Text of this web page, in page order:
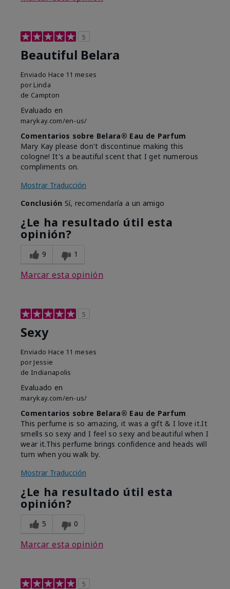
5
Beautiful Belara
Enviado Hace 11 meses
por Linda
de Campton
Evaluado en
marykay.com/en-us/
Comentarios sobre Belara® Eau de Parfum
Mary Kay please don't discontinue making this
cologne! It's a beautiful scent that I get numerous
compliments on.
Mostrar Traducción
Conclusión Sí, recomendaría a un amigo
¿Le ha resultado útil esta
opinión?
9 1
Marcar esta opinión
5
Sexy
Enviado Hace 11 meses
por Jessie
de Indianapolis
Evaluado en
marykay.com/en-us/
Comentarios sobre Belara® Eau de Parfum
This perfume is so amazing, it was a gift & I love it.It
smells so sexy and I feel so sexy and beautiful when I
wear it.This perfume brings confidence and heads will
turn when you walk by.
Mostrar Traducción
¿Le ha resultado útil esta
opinión?
5 0
Marcar esta opinión
5